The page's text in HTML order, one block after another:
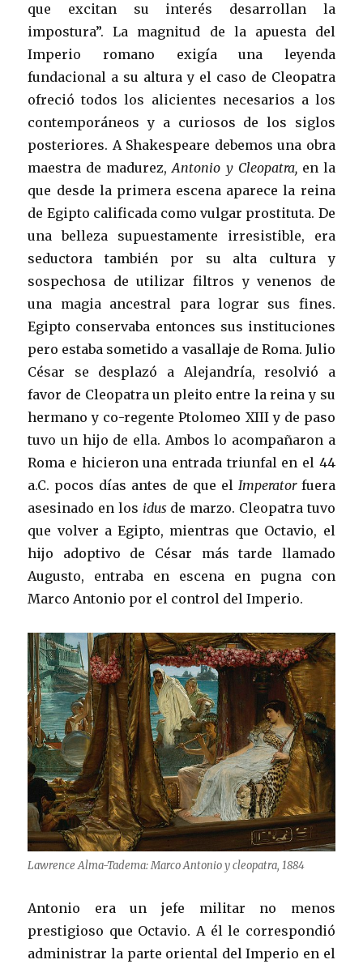
que excitan su interés desarrollan la
impostura”. La magnitud de la apuesta del
Imperio romano exigía una leyenda
fundacional a su altura y el caso de Cleopatra
ofreció todos los alicientes necesarios a los
contemporáneos y a curiosos de los siglos
posteriores. A Shakespeare debemos una obra
maestra de madurez, Antonio y Cleopatra,en la
que desde la primera escena aparece la reina
de Egipto calificada como vulgar prostituta. De
una belleza supuestamente irresistible, era
seductora también por su alta cultura y
sospechosa de utilizar filtros y venenos de
una magia ancestral para lograr sus fines.
Egipto conservaba entonces sus instituciones
pero estaba sometido a vasallaje de Roma. Julio
César se desplazó a Alejandría, resolvió a
favor de Cleopatra un pleito entre la reina y su
hermano y co-regente Ptolomeo XIII y de paso
tuvo un hijo de ella. Ambos lo acompañaron a
Roma e hicieron una entrada triunfal en el 44
a.C. pocos días antes de que elImperatorfuera
asesinado en los idus de marzo. Cleopatra tuvo
que volver a Egipto, mientras que Octavio, el
hijo adoptivo de César más tarde llamado
Augusto, entraba en escena en pugna con
Marco Antonio por el control del Imperio.
Lawrence Alma-Tadema: Marco Antonio y cleopatra, 1884
Antonio era un jefe militar no menos
prestigioso que Octavio. A él le correspondió
administrar la parte oriental del Imperio en el